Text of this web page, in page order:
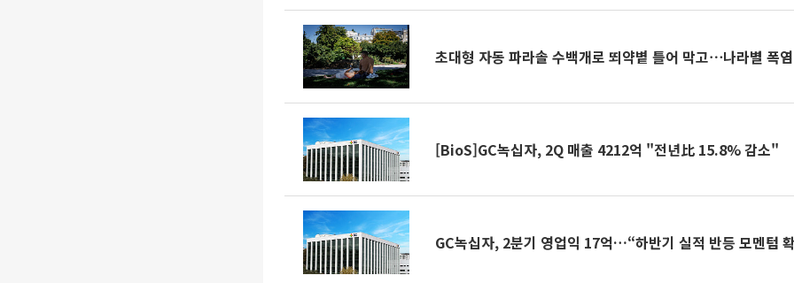
초대형 자동 파라솔 수백개로 뙤약볕 틀어 막고⋯나라별 폭
[BioS]GC녹십자, 2Q 매출 4212억 "전년比 15.8% 감소"
GC녹십자, 2분기 영업익 17억…“하반기 실적 반등 모멘텀